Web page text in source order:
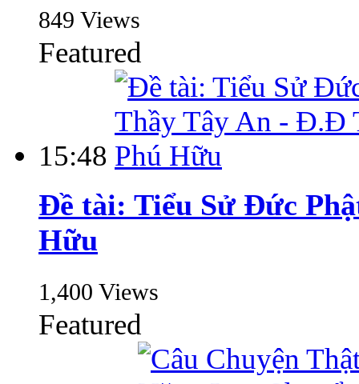
849 Views
Featured
15:48
Đề tài: Tiểu Sử Đức
Hữu
1,400 Views
Featured